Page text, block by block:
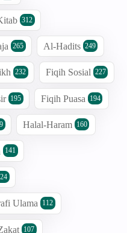
312
265 Al-Hadits 249
232 Fiqih Sosial 227
195 Fiqih Puasa 194
Halal-Haram 160
141
Ulama 112
107